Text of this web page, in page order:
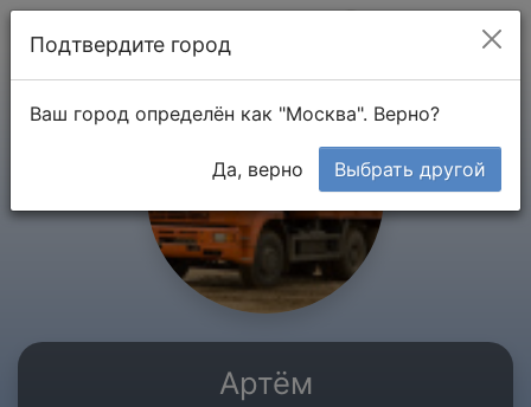
Артём
Подтвердите город
Ваш город определён как "Москва". Верно?
Да, верно Выбрать другой